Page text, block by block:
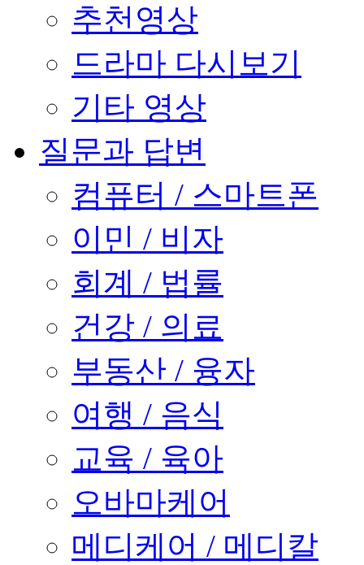
추천영상
드라마 다시보기
기타 영상
질문과 답변
컴퓨터 / 스마트폰
이민 / 비자
회계 / 법률
건강 / 의료
부동산 / 융자
여행 / 음식
교육 / 육아
오바마케어
메디케어 / 메디칼